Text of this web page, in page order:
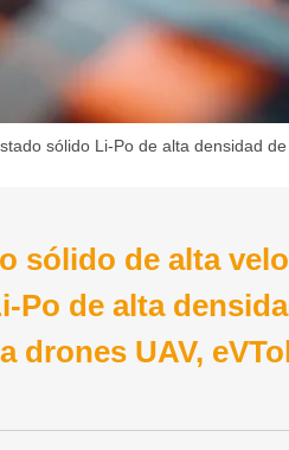
sólido Li-Po de alta densidad
sólido de alta
Po de alta
drones UAV,